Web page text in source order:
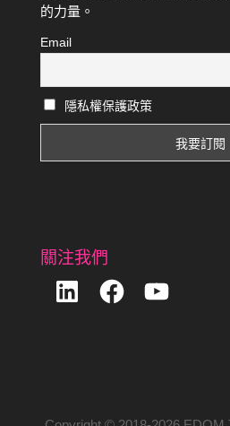
的力量。
Email
隱私權保護政策
關注我們
LinkedInFacebookYouTube